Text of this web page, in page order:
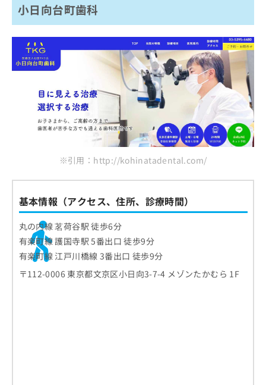
高橋歯科クリニック文京
広野歯科クリニック
まとめ：文京区の入れ歯・義歯作製におすすめ
の歯科クリニック5選
小日向台町歯科
※引用：http://kohinatadental.com/
基本情報（アクセス、住所、診療時間）
丸の内線 茗荷谷駅 徒歩6分
有楽町線 護国寺駅 5番出口 徒歩9分
有楽町線 江戸川橋線 3番出口 徒歩9分
〒112-0006 東京都文京区小日向3-7-4 メゾンたかむら 1F
そ
お